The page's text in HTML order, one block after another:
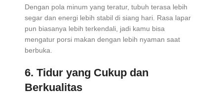
Dengan pola minum yang teratur, tubuh terasa lebih
segar dan energi lebih stabil di siang hari. Rasa lapar
pun biasanya lebih terkendali, jadi kamu bisa
mengatur porsi makan dengan lebih nyaman saat
berbuka.
6. Tidur yang Cukup dan
Berkualitas